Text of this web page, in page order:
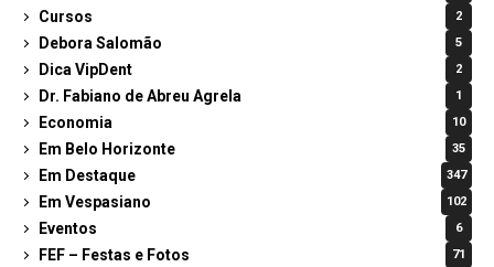
Cursos 2
Debora Salomão 5
Dica VipDent 2
Dr. Fabiano de Abreu Agrela 1
Economia 10
Em Belo Horizonte 35
Em Destaque 347
Em Vespasiano 102
Eventos 6
FEF – Festas e Fotos 71